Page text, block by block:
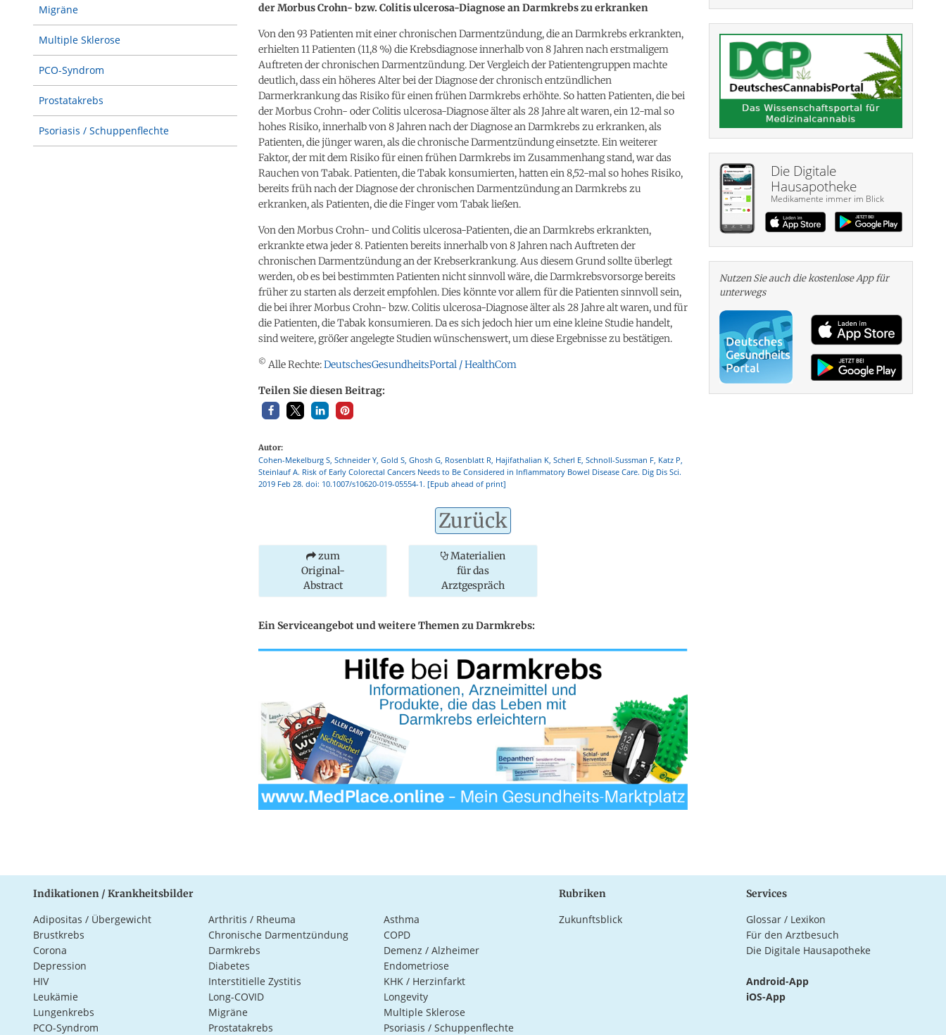
Migräne
Multiple Sklerose
PCO-Syndrom
Prostatakrebs
Psoriasis / Schuppenflechte
der Morbus Crohn- bzw. Colitis ulcerosa-Diagnose an Darmkrebs zu erkranken
Von den 93 Patienten mit einer chronischen Darmentzündung, die an Darmkrebs erkrankten,
erhielten 11 Patienten (11,8 %) die Krebsdiagnose innerhalb von 8 Jahren nach erstmaligem
Auftreten der chronischen Darmentzündung. Der Vergleich der Patientengruppen machte
deutlich, dass ein höheres Alter bei der Diagnose der chronisch entzündlichen
Darmerkrankung das Risiko für einen frühen Darmkrebs erhöhte. So hatten Patienten, die bei
der Morbus Crohn- oder Colitis ulcerosa-Diagnose älter als 28 Jahre alt waren, ein 12-mal so
hohes Risiko, innerhalb von 8 Jahren nach der Diagnose an Darmkrebs zu erkranken, als
Patienten, die jünger waren, als die chronische Darmentzündung einsetzte. Ein weiterer
Faktor, der mit dem Risiko für einen frühen Darmkrebs im Zusammenhang stand, war das
Rauchen von Tabak. Patienten, die Tabak konsumierten, hatten ein 8,52-mal so hohes Risiko,
bereits früh nach der Diagnose der chronischen Darmentzündung an Darmkrebs zu
erkranken, als Patienten, die die Finger vom Tabak ließen.
Von den Morbus Crohn- und Colitis ulcerosa-Patienten, die an Darmkrebs erkrankten,
erkrankte etwa jeder 8. Patienten bereits innerhalb von 8 Jahren nach Auftreten der
chronischen Darmentzündung an der Krebserkrankung. Aus diesem Grund sollte überlegt
werden, ob es bei bestimmten Patienten nicht sinnvoll wäre, die Darmkrebsvorsorge bereits
früher zu starten als derzeit empfohlen. Dies könnte vor allem für die Patienten sinnvoll sein,
die bei ihrer Morbus Crohn- bzw. Colitis ulcerosa-Diagnose älter als 28 Jahre alt waren, und für
die Patienten, die Tabak konsumieren. Da es sich jedoch hier um eine kleine Studie handelt,
sind weitere, größer angelegte Studien wünschenswert, um diese Ergebnisse zu bestätigen.
© Alle Rechte:DeutschesGesundheitsPortal / HealthCom
Teilen Sie diesen Beitrag:
Autor:
Cohen-Mekelburg S, Schneider Y, Gold S, Ghosh G, Rosenblatt R, Hajifathalian K, Scherl E, Schnoll-Sussman F, Katz P,
Steinlauf A. Risk of Early Colorectal Cancers Needs to Be Considered in Inflammatory Bowel Disease Care. Dig Dis Sci.
2019 Feb 28. doi: 10.1007/s10620-019-05554-1. [Epub ahead of print]
Zurück
zum
Original-
Abstract
Materialien
für das
Arztgespräch
Ein Serviceangebot und weitere Themen zu Darmkrebs:
Die Digitale
Hausapotheke
Medikamente immer im Blick
Nutzen Sie auch die kosten­lose App für
unterwegs
Indikationen / Krankheitsbilder
Adipositas / Übergewicht Arthritis / Rheuma
Asthma
Brustkrebs
Chronische Darmentzündung
COPD
Corona
Darmkrebs
Demenz / Alzheimer
Depression
Diabetes
Endometriose
HIV
Interstitielle Zystitis
KHK / Herzinfarkt
Leukämie
Long-COVID
Longevity
Lungenkrebs
Migräne
Multiple Sklerose
PCO-Syndrom
Prostatakrebs Psoriasis / Schuppenflechte
Rubriken
Zukunftsblick
Services
Glossar / Lexikon
Für den Arztbesuch
Die Digitale Hausapotheke
Android-App
iOS-App